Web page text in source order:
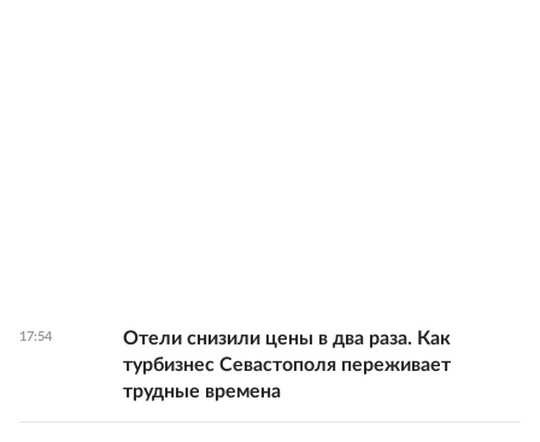
17:54
Отели снизили цены в два раза. Как
турбизнес Севастополя переживает
трудные времена